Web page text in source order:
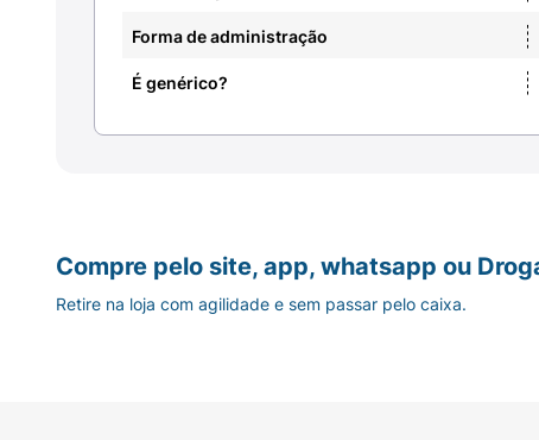
Forma de administração
É genérico?
Compre pelo site, app, whatsapp ou
Retire na loja com agilidade e sem passar pelo caixa.